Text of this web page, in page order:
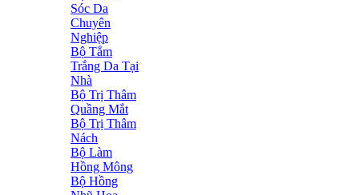
Sóc Da
Chuyên
Nghiệp
Bộ Tắm
Trắng Da Tại
Nhà
Bộ Trị Thâm
Quầng Mắt
Bộ Trị Thâm
Nách
Bộ Làm
Hồng Mông
Bộ Hồng